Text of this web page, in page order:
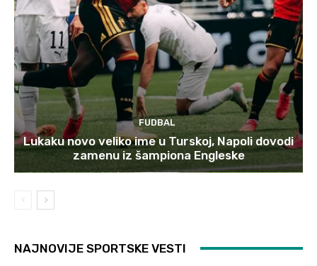
FUDBAL
Lukaku novo veliko ime u Turskoj, Napoli dovodi
zamenu iz šampiona Engleske
NAJNOVIJE SPORTSKE VESTI